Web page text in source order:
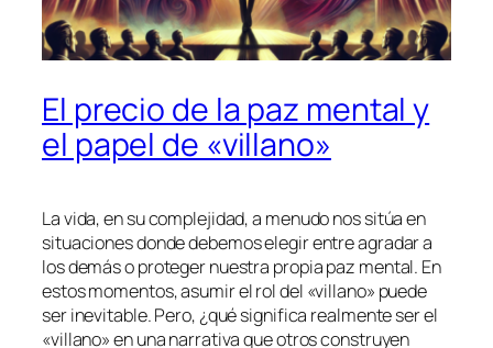
El precio de la paz mental y
el papel de «villano»
La vida, en su complejidad, a menudo nos sitúa en
situaciones donde debemos elegir entre agradar a
los demás o proteger nuestra propia paz mental. En
estos momentos, asumir el rol del «villano» puede
ser inevitable. Pero, ¿qué significa realmente ser el
«villano» en una narrativa que otros construyen